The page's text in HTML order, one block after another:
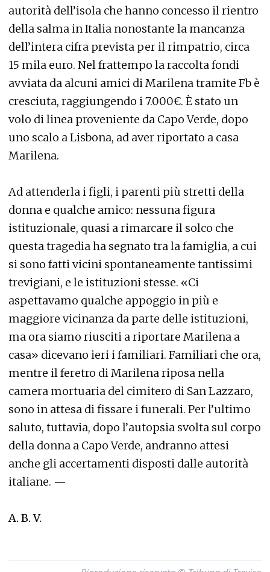
autorità dell’isola che hanno concesso il rientro
della salma in Italia nonostante la mancanza
dell’intera cifra prevista per il rimpatrio, circa
15 mila euro. Nel frattempo la raccolta fondi
avviata da alcuni amici di Marilena tramite Fb è
cresciuta, raggiungendo i 7.000€. È stato un
volo di linea proveniente da Capo Verde, dopo
uno scalo a Lisbona, ad aver riportato a casa
Marilena.
Ad attenderla i figli, i parenti più stretti della
donna e qualche amico: nessuna figura
istituzionale, quasi a rimarcare il solco che
questa tragedia ha segnato tra la famiglia, a cui
si sono fatti vicini spontaneamente tantissimi
trevigiani, e le istituzioni stesse. «Ci
aspettavamo qualche appoggio in più e
maggiore vicinanza da parte delle istituzioni,
ma ora siamo riusciti a riportare Marilena a
casa» dicevano ieri i familiari. Familiari che ora,
mentre il feretro di Marilena riposa nella
camera mortuaria del cimitero di San Lazzaro,
sono in attesa di fissare i funerali. Per l’ultimo
saluto, tuttavia, dopo l’autopsia svolta sul corpo
della donna a Capo Verde, andranno attesi
anche gli accertamenti disposti dalle autorità
italiane. —
A. B. V.